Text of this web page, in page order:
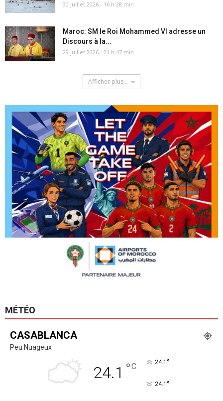
30 juillet 2026 - 16 h 28 min
Maroc: SM le Roi Mohammed VI adresse un
Discours à la...
29 juillet 2026 - 21 h 47 min
Afficher plus...
MÉTÉO
CASABLANCA
Peu Nuageux
24.1 °C 24.1 °
24.1 °